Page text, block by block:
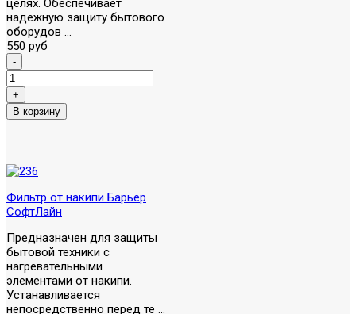
целях. Обеспечивает
надежную защиту бытового
оборудов ...
550 руб
Фильтр от накипи Барьер
СофтЛайн
Предназначен для защиты
бытовой техники с
нагревательными
элементами от накипи.
Устанавливается
непосредственно перед те ...